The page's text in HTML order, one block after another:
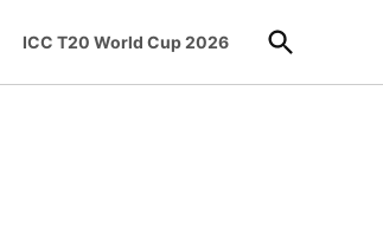
ICC T20 World Cup 2026
Open
Search